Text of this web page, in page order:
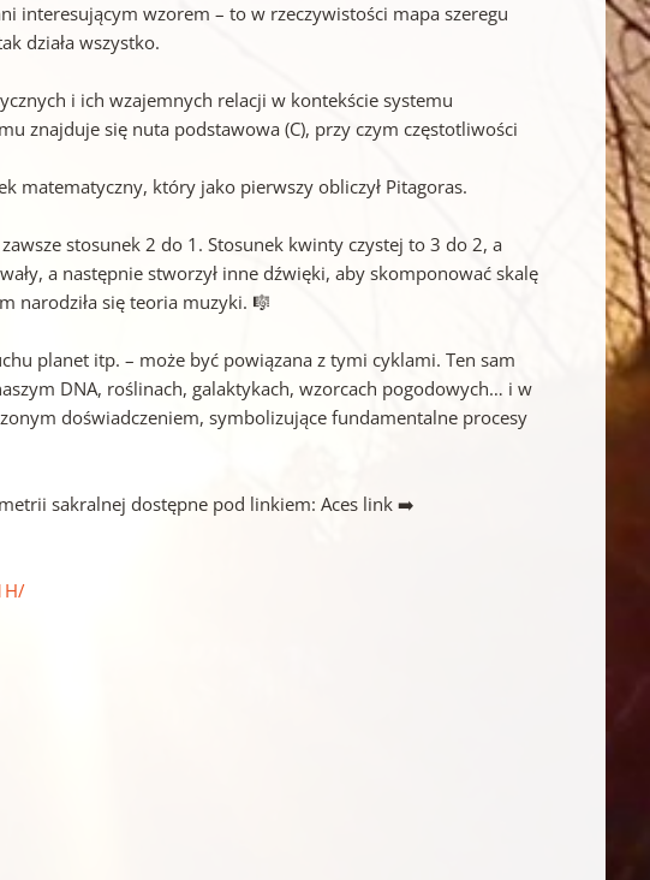
interesującym wzorem – to w rzeczywistości mapa szeregu
działa wszystko.
i ich wzajemnych relacji w kontekście systemu
znajduje się nuta podstawowa (C), przy czym częstotliwości
matematyczny, który jako pierwszy obliczył Pitagoras.
stosunek 2 do 1. Stosunek kwinty czystej to 3 do 2, a
a następnie stworzył inne dźwięki, aby skomponować skalę
narodziła się teoria muzyki. 🎼
planet itp. – może być powiązana z tymi cyklami. Ten sam
DNA, roślinach, galaktykach, wzorcach pogodowych… i w
doświadczeniem, symbolizujące fundamentalne procesy
sakralnej dostępne pod linkiem: Aces link ➡️